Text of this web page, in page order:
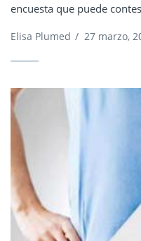
encuesta que puede
Elisa Plumed / 27 marzo,